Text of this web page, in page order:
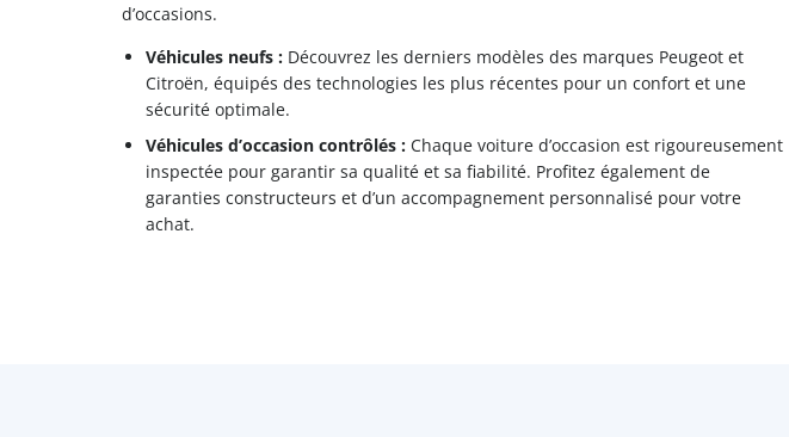
d’occasions.
Véhicules neufs : Découvrez les derniers modèles des marques Peugeot et
Citroën, équipés des technologies les plus récentes pour un confort et une
sécurité optimale.
Véhicules d’occasion contrôlés : Chaque voiture d’occasion est rigoureusement
inspectée pour garantir sa qualité et sa fiabilité. Profitez également de
garanties constructeurs et d’un accompagnement personnalisé pour votre
achat.